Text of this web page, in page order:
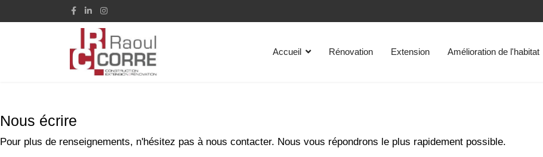
Accueil Rénovation Extension Amélioration de l'habitat
Nous écrire
Pour plus de renseignements, n'hésitez pas à nous contacter. Nous vous répondrons le plus rapidement possible.